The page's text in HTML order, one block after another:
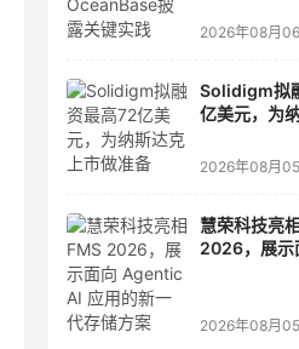
2026年08月
Solidigm拟
亿美元，为
2026年08月
慧荣科技亮
2026，展示
2026年08月